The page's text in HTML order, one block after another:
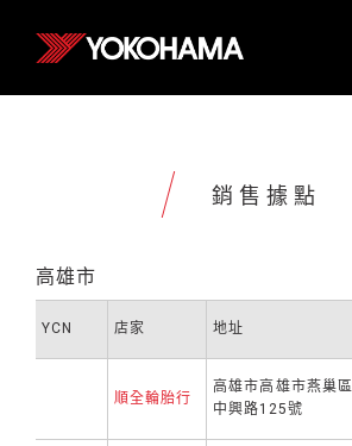
銷售據點
高雄市
YCN 店家 地址
順全輪胎行
高雄市高雄市燕巢區
中興路125號